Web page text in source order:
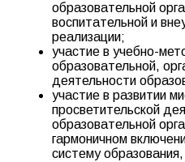
образовательной
воспитательной и
реализации;
участие в учебно-
образовательной,
деятельности
участие в развитии
просветительской
образовательной
гармоничном
систему